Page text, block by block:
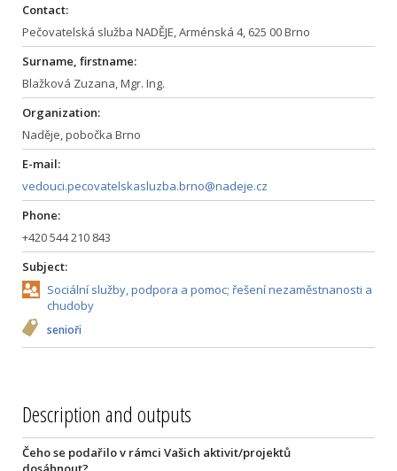
Contact:
Pečovatelská služba NADĚJE, Arménská 4, 625 00 Brno
Surname, firstname:
Blažková Zuzana, Mgr. Ing.
Organization:
Naděje, pobočka Brno
E-mail:
vedouci.pecovatelskasluzba.brno@nadeje.cz
Phone:
+420 544 210 843
Subject:
Sociální služby, podpora a pomoc; řešení nezaměstnanosti a
chudoby
senioři
Description and outputs
Čeho se podařilo v rámci Vašich aktivit/projektů